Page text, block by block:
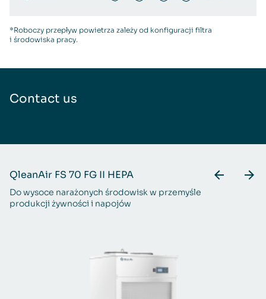
*Roboczy przepływ powietrza zależy od konfiguracji filtra
i środowiska pracy.
Contact us
QleanAir FS 70 FG II HEPA
Do wysoce narażonych środowisk w przemyśle
produkcji żywności i napojów